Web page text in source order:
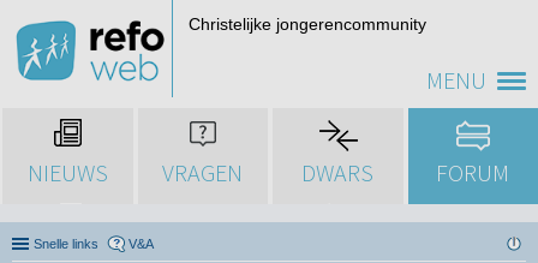
MENU
Christelijke jongerencommunity
NIEUWS VRAGEN DWARS FORUM
Snelle links V&A